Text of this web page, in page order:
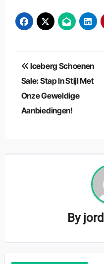
Iceberg Schoenen
Sale: Stap In Stijl Met
Onze Geweldige
Aanbiedingen!
By